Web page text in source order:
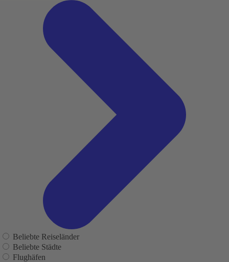
Beliebte Reiseländer
Beliebte Städte
Flughäfen